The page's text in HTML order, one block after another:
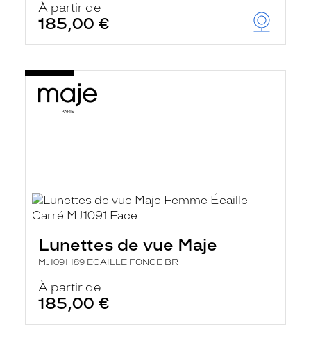
À partir de
185,00 €
Lunettes de vue Maje
MJ1091 189 ECAILLE FONCE BR
À partir de
185,00 €